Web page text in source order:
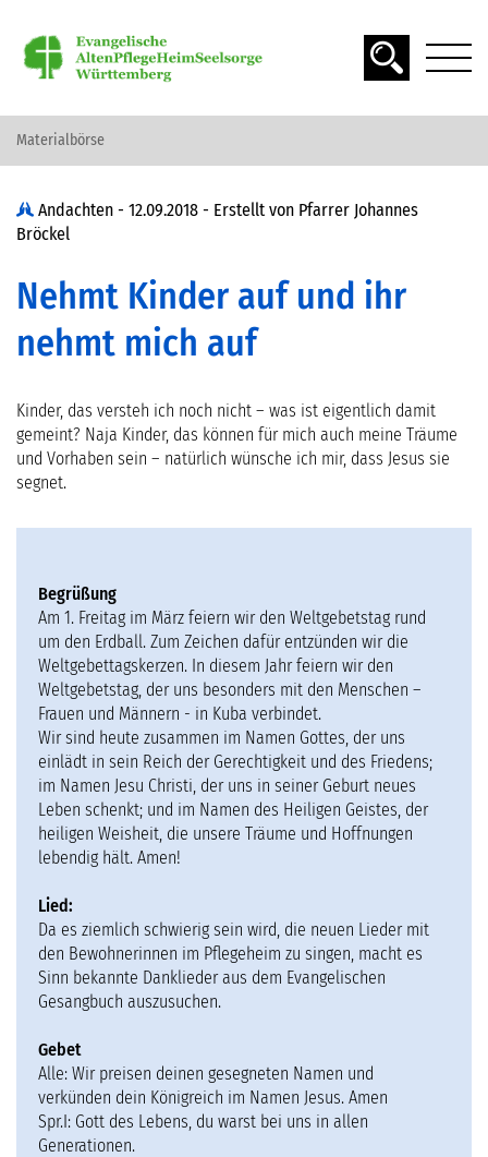
SPIRITUALITÄT
SEELSORGE
MATERIAL FINDEN
Materialbörse
Andachten - 12.09.2018 - Erstellt von Pfarrer Johannes
Bröckel
Nehmt Kinder auf und ihr
nehmt mich auf
Kinder, das versteh ich noch nicht – was ist eigentlich damit
gemeint? Naja Kinder, das können für mich auch meine Träume
und Vorhaben sein – natürlich wünsche ich mir, dass Jesus sie
segnet.
Begrüßung
Am 1. Freitag im März feiern wir den Weltgebetstag rund
um den Erdball. Zum Zeichen dafür entzünden wir die
Weltgebettagskerzen. In diesem Jahr feiern wir den
Weltgebetstag, der uns besonders mit den Menschen –
Frauen und Männern - in Kuba verbindet.
Wir sind heute zusammen im Namen Gottes, der uns
einlädt in sein Reich der Gerechtigkeit und des Friedens;
im Namen Jesu Christi, der uns in seiner Geburt neues
Leben schenkt; und im Namen des Heiligen Geistes, der
heiligen Weisheit, die unsere Träume und Hoffnungen
lebendig hält. Amen!
Lied:
Da es ziemlich schwierig sein wird, die neuen Lieder mit
den Bewohnerinnen im Pflegeheim zu singen, macht es
Sinn bekannte Danklieder aus dem Evangelischen
Gesangbuch auszusuchen.
Gebet
Alle: Wir preisen deinen gesegneten Namen und
verkünden dein Königreich im Namen Jesus. Amen
Spr.I: Gott des Lebens, du warst bei uns in allen
Generationen.